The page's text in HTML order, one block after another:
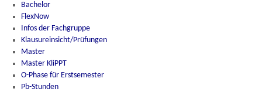
Bachelor
FlexNow
Infos der Fachgruppe
Klausureinsicht/Prüfungen
Master
Master KliPPT
O-Phase für Erstsemester
Pb-Stunden